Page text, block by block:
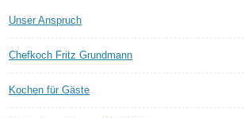
Unser Anspruch
Chefkoch Fritz Grundmann
Kochen für Gäste